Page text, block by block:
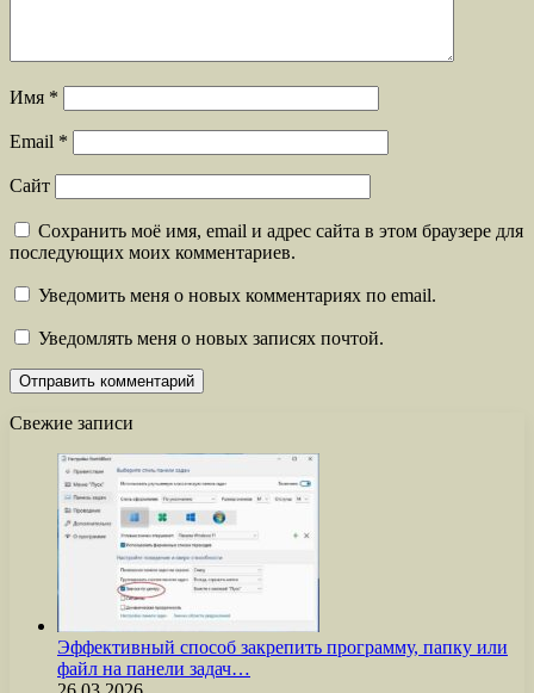
Имя *
Email *
Сайт
Сохранить моё имя, email и адрес сайта в этом браузере для
последующих моих комментариев.
Уведомить меня о новых комментариях по email.
Уведомлять меня о новых записях почтой.
Свежие записи
Эффективный способ закрепить программу, папку или
файл на панели задач…